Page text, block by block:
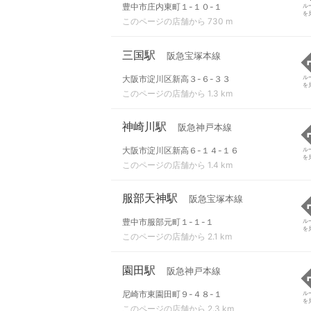
豊中市庄内東町１-１０-１
このページの店舗から 730 m
ル
を
三国駅 阪急宝塚本線
大阪市淀川区新高３-６-３３
このページの店舗から 1.3 km
ル
を
神崎川駅 阪急神戸本線
大阪市淀川区新高６-１４-１６
このページの店舗から 1.4 km
ル
を
服部天神駅 阪急宝塚本線
豊中市服部元町１-１-１
このページの店舗から 2.1 km
ル
を
園田駅 阪急神戸本線
尼崎市東園田町９-４８-１
このページの店舗から 2.3 km
ル
を